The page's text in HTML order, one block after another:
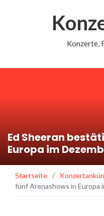
Konzerte,
Ed Sheeran
Europa im
Startseite /
fünf Arenashows in Europa